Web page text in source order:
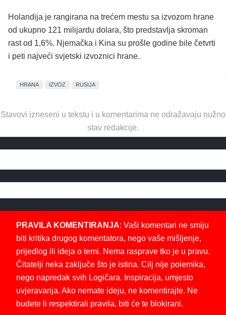
Holandija je rangirana na trećem mestu sa izvozom hrane
od ukupno 121 milijardu dolara, što predstavlja skroman
rast od 1,6%. Njemačka i Kina su prošle godine bile četvrti
i peti najveći svjetski izvoznici hrane.
HRANA IZVOZ RUSIJA
Stavovi izneseni u tekstu i u komentarima ne odražavaju nužno
stav redakcije.
PRAVILA KOMENTIRANJA: Vaši komentari ne smiju
biti kritika drugog komentatora, nego vaše mišljenje,
prijedlog ili ideja o temi. Nema rasprave tko je u pravu.
Čitatelji neka zaključe što je istina. Cilj nije polemika,
nego napredak svih Logičara. Inspiracija, umjesto
uvjeravanja. Ako nemate ideju, ne komentirajte. Ne
budete li respektirali pravila, biti će te blokirani.